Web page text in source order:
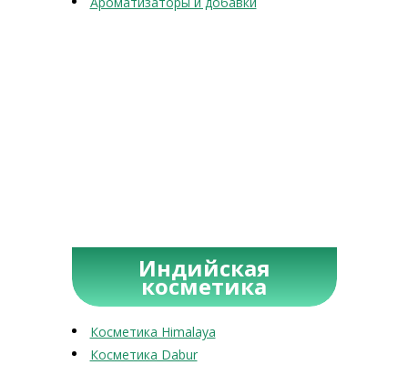
Индийская
косметика
Косметика Himalaya
Косметика Dabur